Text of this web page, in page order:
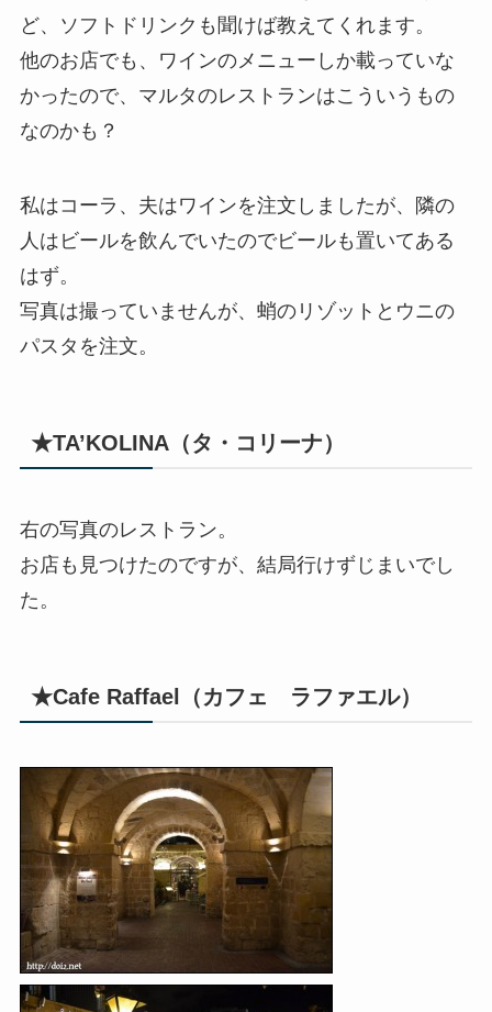
ど、ソフトドリンクも聞けば教えてくれます。
他のお店でも、ワインのメニューしか載っていな
かったので、マルタのレストランはこういうもの
なのかも？
私はコーラ、夫はワインを注文しましたが、隣の
人はビールを飲んでいたのでビールも置いてある
はず。
写真は撮っていませんが、蛸のリゾットとウニの
パスタを注文。
★TA’KOLINA（タ・コリーナ）
右の写真のレストラン。
お店も見つけたのですが、結局行けずじまいでし
た。
★Cafe Raffael（カフェ ラファエル）